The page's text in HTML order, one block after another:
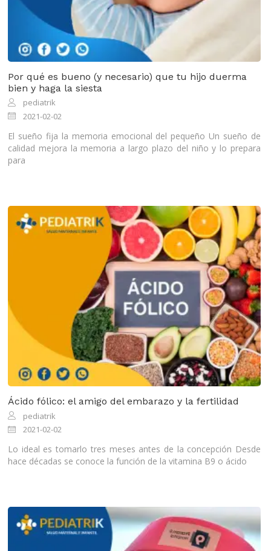
Por qué es bueno (y necesario) que tu hijo duerma
bien y haga la siesta
pediatrik
2021-02-02
El sueño fija la memoria emocional del pequeño Un sueño de
calidad mejora la memoria a largo plazo del niño y lo prepara
para
Ácido fólico: el amigo del embarazo y la fertilidad
pediatrik
2021-02-02
Lo ideal es tomarlo tres meses antes de la concepción Desde
hace décadas se conoce la función de la vitamina B9 o ácido